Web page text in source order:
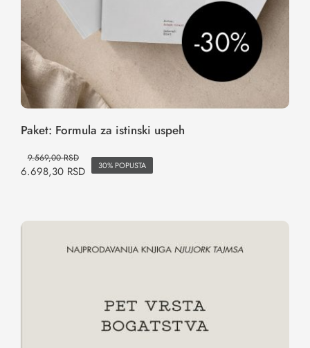
Paket: Formula za istinski uspeh
9.569,00RSD
6.698,30 RSD 30% POPUSTA